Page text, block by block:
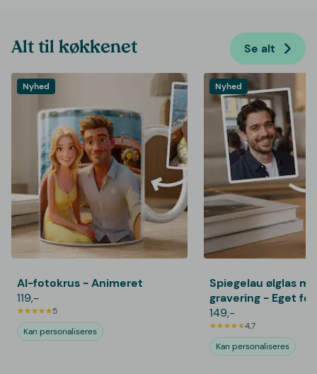
Alt til køkkenet Se alt
Nyhed
AI-fotokrus - Animeret
119,-
5
Kan personaliseres
Nyhed
Spiegelau ølglas
gravering - Eget
149,-
4,7
Kan personaliseres